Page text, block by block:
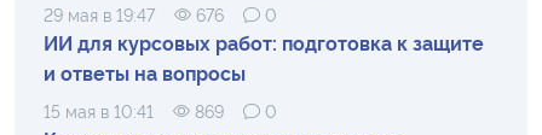
29 мая в 19:47 676 0
ИИ для курсовых работ: подготовка к защите
и ответы на вопросы
15 мая в 10:41 869 0